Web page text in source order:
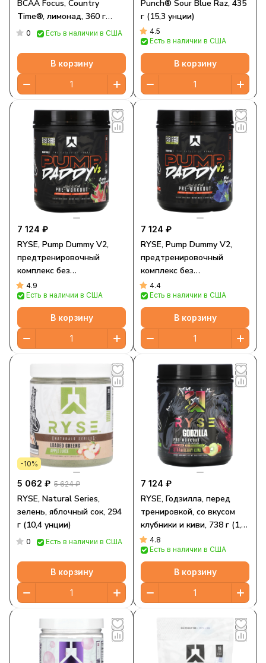
BCAA Focus, Country
Time®, лимонад, 360 г
(12,7 унции)
0 Есть в наличии в США
В корзину
Punch® Sour Blue Raz, 435
г (15,3 унции)
4.5
Есть в наличии в США
В корзину
7 124 ₽
RYSE, Pump Dummy V2,
предтренировочный
комплекс без
стимуляторов, со вкусом
арбуза, 652 г (1,44 фунта)
4.9
Есть в наличии в США
В корзину
7 124 ₽
RYSE, Pump Dummy V2,
предтренировочный
комплекс без
стимуляторов, со вкусом
голубой малины, 652 г
(1,44 фунта)
4.4
Есть в наличии в США
В корзину
-10%
5 062 ₽ 5 624 ₽
RYSE, Natural Series,
зелень, яблочный сок, 294
г (10,4 унции)
0 Есть в наличии в США
В корзину
7 124 ₽
RYSE, Годзилла, перед
тренировкой, со вкусом
клубники и киви, 738 г (1,6
фунта)
4.8
Есть в наличии в США
В корзину